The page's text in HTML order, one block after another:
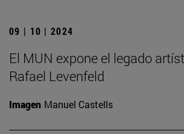
09 | 10 | 2024
El MUN expone el legado
Rafael Levenfeld
Imagen Manuel Castells